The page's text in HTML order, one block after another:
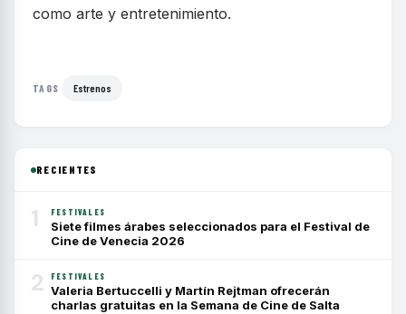
como arte y entretenimiento.
TAGS Estrenos
RECIENTES
1 FESTIVALES
Siete filmes árabes seleccionados para el Festival de
Cine de Venecia 2026
2 FESTIVALES
Valeria Bertuccelli y Martín Rejtman ofrecerán
charlas gratuitas en la Semana de Cine de Salta